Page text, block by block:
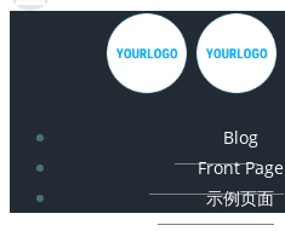
Blog
Front Page
示例页面